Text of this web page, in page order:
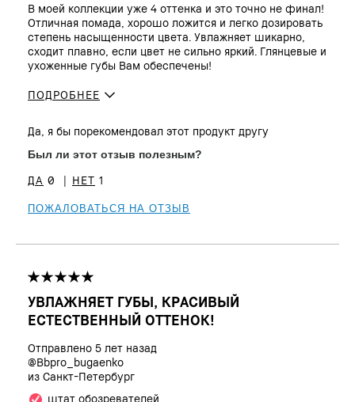
В моей коллекции уже 4 оттенка и это точно не финал!
Отличная помада, хорошо ложится и легко дозировать
степень насыщенности цвета. Увлажняет шикарно,
сходит плавно, если цвет не сильно яркий. Глянцевые и
ухоженные губы Вам обеспечены!
ПОДРОБНЕЕ
лет?
Тон кожи
От светлого до среднего
Да, я бы порекомендовал этот продукт другу
Был ли этот отзыв полезным?
0 1
ПОЖАЛОВАТЬСЯ НА ОТЗЫВ
УВЛАЖНЯЕТ ГУБЫ, КРАСИВЫЙ
ЕСТЕСТВЕННЫЙ ОТТЕНОК!
Отправлено 5 лет назад
@bbpro_bugaenko
из Cанкт-Петербург
штат обозревателей